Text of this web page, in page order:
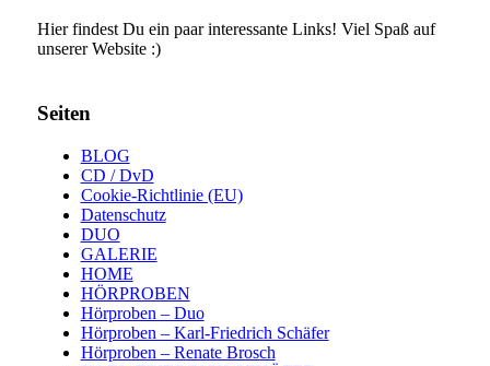
Hier findest Du ein paar interessante Links! Viel Spaß auf
unserer Website :)
Seiten
BLOG
CD / DvD
Cookie-Richtlinie (EU)
Datenschutz
DUO
GALERIE
HOME
HÖRPROBEN
Hörproben – Duo
Hörproben – Karl-Friedrich Schäfer
Hörproben – Renate Brosch